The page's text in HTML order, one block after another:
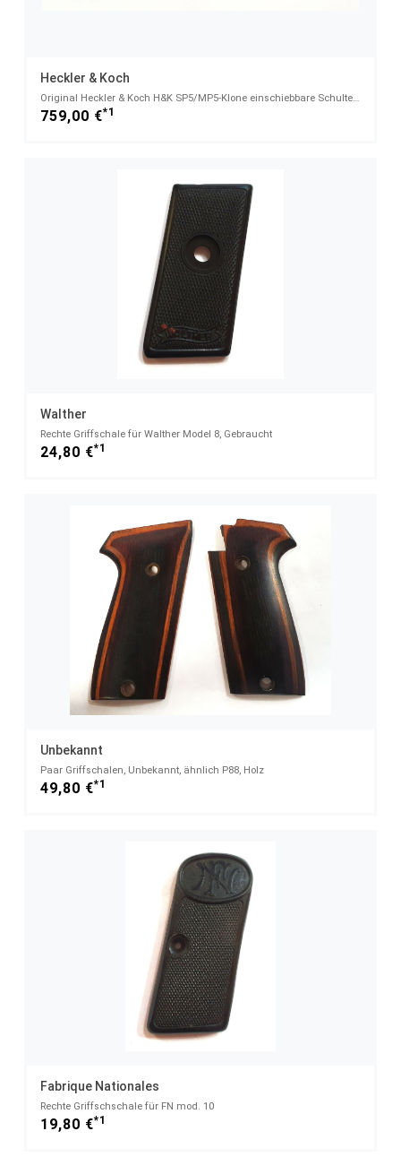
Heckler & Koch
759,00 €*1
Walther
Rechte Griffschale für Walther Model 8, Gebraucht
24,80 €*1
Unbekannt
Paar Griffschalen, Unbekannt, ähnlich P88, Holz
49,80 €*1
Fabrique Nationales
Rechte Griffschschale für FN mod. 10
19,80 €*1